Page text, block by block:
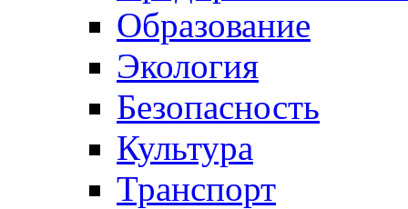
Образование
Экология
Безопасность
Культура
Транспорт